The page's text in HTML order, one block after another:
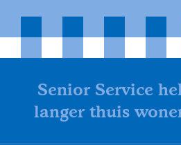
Senior Service
langer thuis